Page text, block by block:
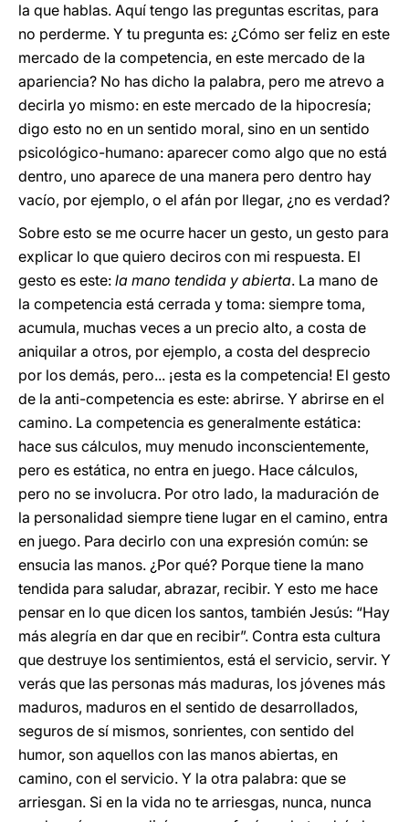
la que hablas. Aquí tengo las preguntas escritas, para
no perderme. Y tu pregunta es: ¿Cómo ser feliz en este
mercado de la competencia, en este mercado de la
apariencia? No has dicho la palabra, pero me atrevo a
decirla yo mismo: en este mercado de la hipocresía;
digo esto no en un sentido moral, sino en un sentido
psicológico-humano: aparecer como algo que no está
dentro, uno aparece de una manera pero dentro hay
vacío, por ejemplo, o el afán por llegar, ¿no es verdad?
Sobre esto se me ocurre hacer un gesto, un gesto para
explicar lo que quiero deciros con mi respuesta. El
gesto es este: la mano tendida y abierta. La mano de
la competencia está cerrada y toma: siempre toma,
acumula, muchas veces a un precio alto, a costa de
aniquilar a otros, por ejemplo, a costa del desprecio
por los demás, pero... ¡esta es la competencia! El gesto
de la anti-competencia es este: abrirse. Y abrirse en el
camino. La competencia es generalmente estática:
hace sus cálculos, muy menudo inconscientemente,
pero es estática, no entra en juego. Hace cálculos,
pero no se involucra. Por otro lado, la maduración de
la personalidad siempre tiene lugar en el camino, entra
en juego. Para decirlo con una expresión común: se
ensucia las manos. ¿Por qué? Porque tiene la mano
tendida para saludar, abrazar, recibir. Y esto me hace
pensar en lo que dicen los santos, también Jesús: “Hay
más alegría en dar que en recibir”. Contra esta cultura
que destruye los sentimientos, está el servicio, servir. Y
verás que las personas más maduras, los jóvenes más
maduros, maduros en el sentido de desarrollados,
seguros de sí mismos, sonrientes, con sentido del
humor, son aquellos con las manos abiertas, en
camino, con el servicio. Y la otra palabra: que se
arriesgan. Si en la vida no te arriesgas, nunca, nunca